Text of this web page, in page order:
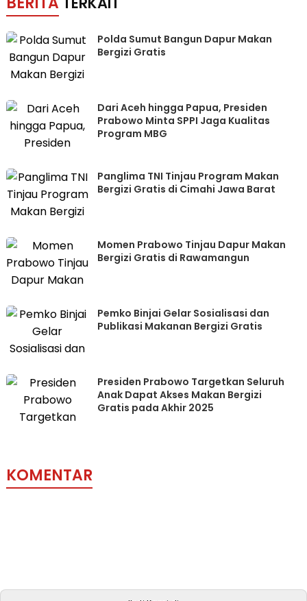
Polda Sumut Bangun Dapur Makan
Bergizi Gratis
Dari Aceh hingga Papua, Presiden
Prabowo Minta SPPI Jaga Kualitas
Program MBG
Panglima TNI Tinjau Program Makan
Bergizi Gratis di Cimahi Jawa Barat
Momen Prabowo Tinjau Dapur Makan
Bergizi Gratis di Rawamangun
Pemko Binjai Gelar Sosialisasi dan
Publikasi Makanan Bergizi Gratis
Presiden Prabowo Targetkan Seluruh
Anak Dapat Akses Makan Bergizi
Gratis pada Akhir 2025
KOMENTAR